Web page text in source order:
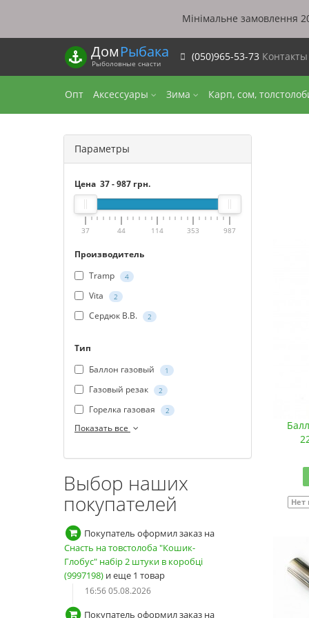
Мінімальне замовлення
ДомРыбака
Рыболовные снасти
(050)965-53-73 Контакты
Опт Аксессуары Зима Карп, сом,
Параметры
Цена 37-987 грн.
37 44 114 353 987
Производитель
Tramp
4
Vita 2
Сердюк В.В. 2
Тип
Баллон газовый
1
Газовый резак 2
Горелка газовая 2
Показать все
Выбор наших
покупателей
Покупатель оформил заказ на
Снасть на толстолоба "Корзина-
Глобус" набор 2 штуки в коробке
Нет